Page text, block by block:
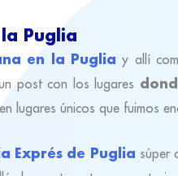
Puglia
en la Puglia y allí
post con los lugares
lugares únicos que fuimos
Exprés de Puglia súper